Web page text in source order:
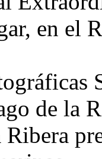
en el
de la